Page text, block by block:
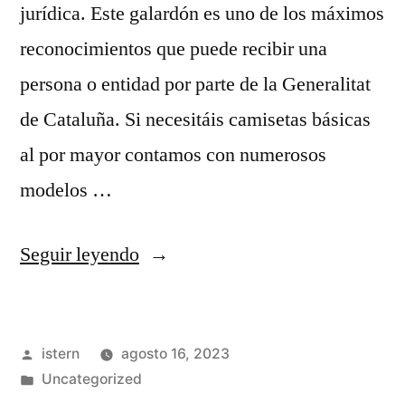
jurídica. Este galardón es uno de los máximos
reconocimientos que puede recibir una
persona o entidad por parte de la Generalitat
de Cataluña. Si necesitáis camisetas básicas
al por mayor contamos con numerosos
modelos …
Seguir leyendo«camisetas
forocoches»
Publicado
por
istern
agosto 16, 2023
Publicado
Uncategorized